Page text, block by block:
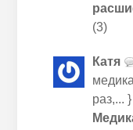
(3)
Катя
раз,...